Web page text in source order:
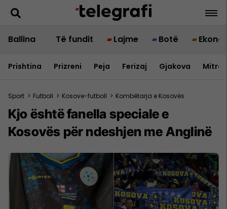
Ballina Të fundit Lajme Botë
Prishtina Prizreni Peja Ferizaj Gjakova
Sport > Futboll > Kosove-futboll > Kombëtarja e Kosovës
Kjo është fanella speciale e
Kosovës për ndeshjen me Anglinë